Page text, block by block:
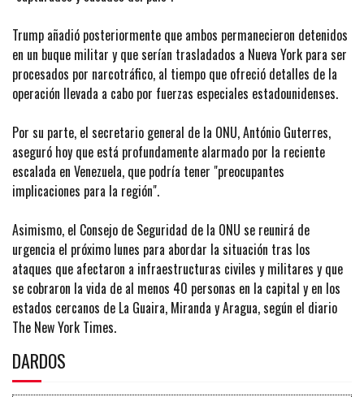
Trump añadió posteriormente que ambos permanecieron detenidos
en un buque militar y que serían trasladados a Nueva York para ser
procesados por narcotráfico, al tiempo que ofreció detalles de la
operación llevada a cabo por fuerzas especiales estadounidenses.
Por su parte, el secretario general de la ONU, António Guterres,
aseguró hoy que está profundamente alarmado por la reciente
escalada en Venezuela, que podría tener "preocupantes
implicaciones para la región".
Asimismo, el Consejo de Seguridad de la ONU se reunirá de
urgencia el próximo lunes para abordar la situación tras los
ataques que afectaron a infraestructuras civiles y militares y que
se cobraron la vida de al menos 40 personas en la capital y en los
estados cercanos de La Guaira, Miranda y Aragua, según el diario
The New York Times.
DARDOS